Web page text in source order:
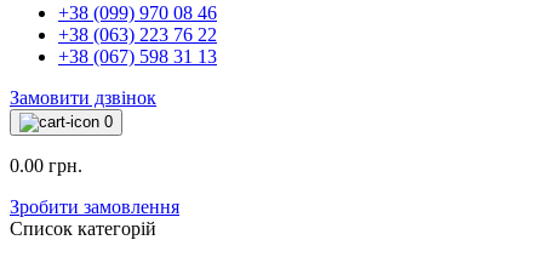
+38 (099) 970 08 46
+38 (063) 223 76 22
+38 (067) 598 31 13
Замовити дзвінок
0
0.00 грн.
Зробити замовлення
Список категорій